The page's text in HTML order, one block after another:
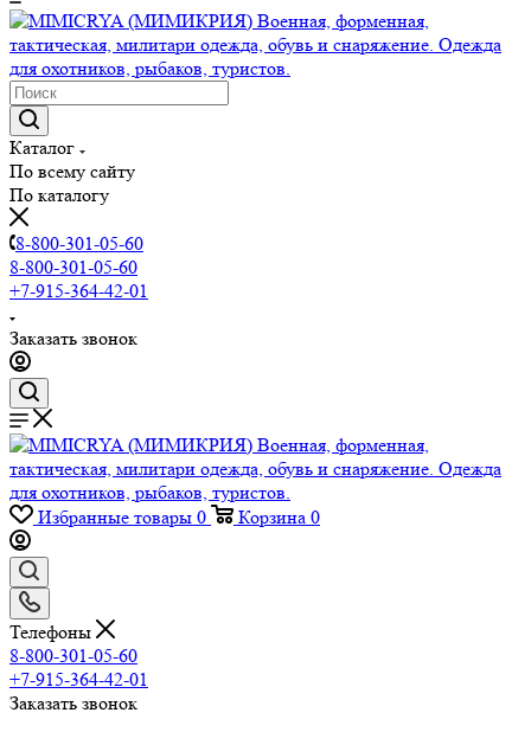
Каталог
По всему сайту
По каталогу
8-800-301-05-60
8-800-301-05-60
+7-915-364-42-01
Заказать звонок
Избранные товары 0 Корзина 0
Телефоны
8-800-301-05-60
+7-915-364-42-01
Заказать звонок